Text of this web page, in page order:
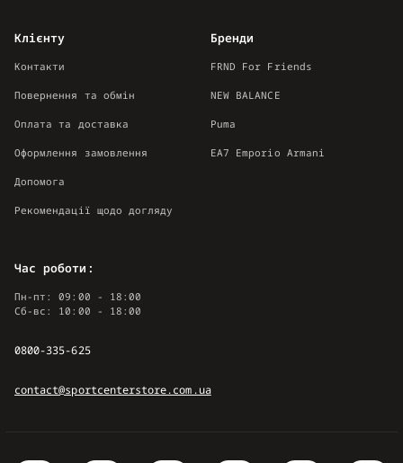
Клієнту
Контакти
Повернення та обмін
Оплата та доставка
Оформлення замовлення
Допомога
Рекомендації щодо догляду
Бренди
FRND For Friends
NEW BALANCE
Puma
EA7 Emporio Armani
Час роботи:
Пн-пт: 09:00 - 18:00
Сб-вс: 10:00 - 18:00
0800-335-625
contact@sportcenterstore.com.ua